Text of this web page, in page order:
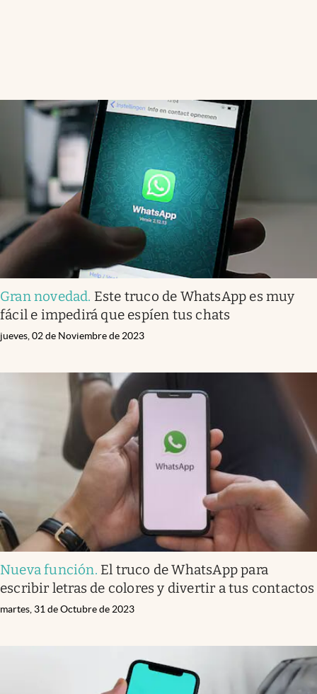
Gran novedad. Este truco de WhatsApp es muy
fácil e impedirá que espíen tus chats
jueves, 02 de Noviembre de 2023
Nueva función. El truco de WhatsApp para
escribir letras de colores y divertir a tus contactos
martes, 31 de Octubre de 2023